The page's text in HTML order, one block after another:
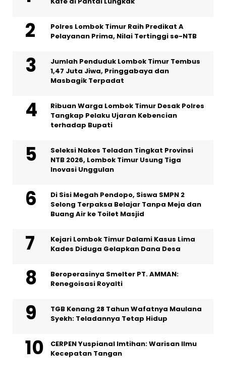
Polres Lombok Timur Raih Predikat A
Pelayanan Prima, Nilai Tertinggi se-NTB
Jumlah Penduduk Lombok Timur Tembus
1,47 Juta Jiwa, Pringgabaya dan
Masbagik Terpadat
Ribuan Warga Lombok Timur Desak Polres
Tangkap Pelaku Ujaran Kebencian
terhadap Bupati
Seleksi Nakes Teladan Tingkat Provinsi
NTB 2026, Lombok Timur Usung Tiga
Inovasi Unggulan
Di Sisi Megah Pendopo, Siswa SMPN 2
Selong Terpaksa Belajar Tanpa Meja dan
Buang Air ke Toilet Masjid
Kejari Lombok Timur Dalami Kasus Lima
Kades Diduga Gelapkan Dana Desa
Beroperasinya Smelter PT. AMMAN:
Renegoisasi Royalti
TGB Kenang 28 Tahun Wafatnya Maulana
Syekh: Teladannya Tetap Hidup
CERPEN Yuspianal Imtihan: Warisan Ilmu
Kecepatan Tangan